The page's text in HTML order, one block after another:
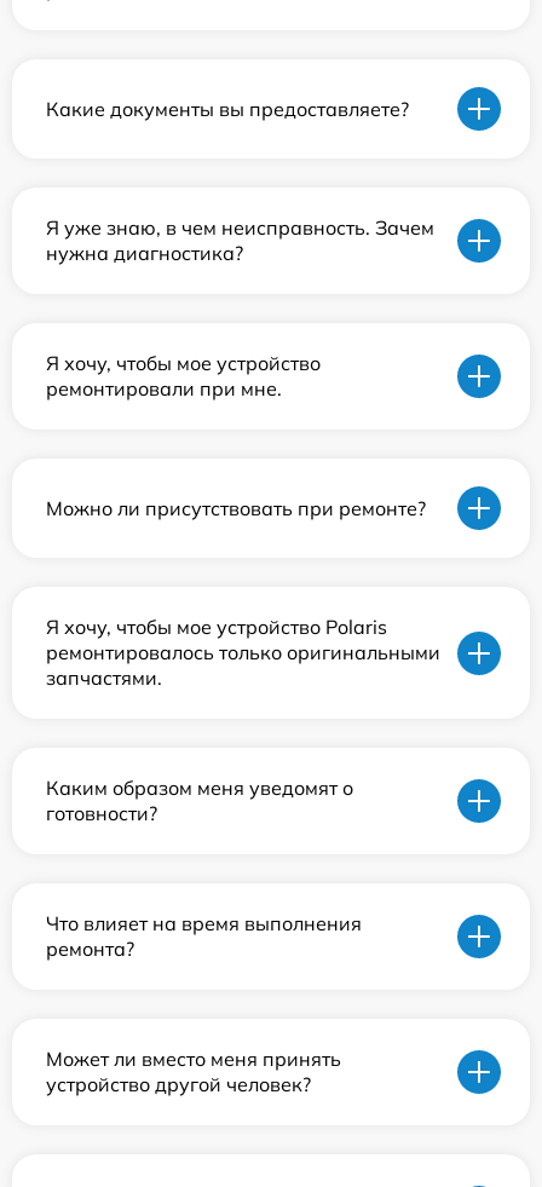
Какие документы вы предоставляете?
Я уже знаю, в чем неисправность. Зачем
нужна диагностика?
Я хочу, чтобы мое устройство
ремонтировали при мне.
Можно ли присутствовать при ремонте?
Я хочу, чтобы мое устройство Polaris
ремонтировалось только оригинальными
запчастями.
Каким образом меня уведомят о
готовности?
Что влияет на время выполнения
ремонта?
Может ли вместо меня принять
устройство другой человек?